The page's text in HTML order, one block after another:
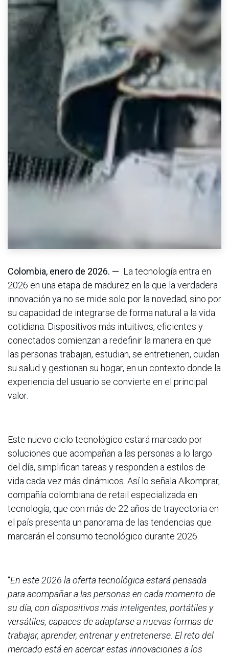
Colombia, enero de 2026. — La tecnología entra en
2026 en una etapa de madurez en la que la verdadera
innovación ya no se mide solo por la novedad, sino por
su capacidad de integrarse de forma natural a la vida
cotidiana. Dispositivos más intuitivos, eficientes y
conectados comienzan a redefinir la manera en que
las personas trabajan, estudian, se entretienen, cuidan
su salud y gestionan su hogar, en un contexto donde la
experiencia del usuario se convierte en el principal
valor.
Este nuevo ciclo tecnológico estará marcado por
soluciones que acompañan a las personas a lo largo
del día, simplifican tareas y responden a estilos de
vida cada vez más dinámicos. Así lo señala Alkomprar,
compañía colombiana de retail especializada en
tecnología, que con más de 22 años de trayectoria en
el país presenta un panorama de las tendencias que
marcarán el consumo tecnológico durante 2026.
“En este 2026 la oferta tecnológica estará pensada
para acompañar a las personas en cada momento de
su día, con dispositivos más inteligentes, portátiles y
versátiles, capaces de adaptarse a nuevas formas de
trabajar, aprender, entrenar y entretenerse. El reto del
mercado está en acercar estas innovaciones a los